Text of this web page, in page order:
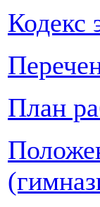
Кодекс
План